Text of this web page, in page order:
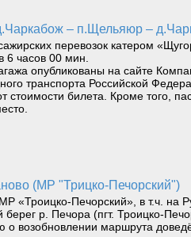
– п.Щельяюр –
перевозок катером
6 часов 00 мин.
опубликованы на сайте
транспорта Российской
стоимости билета. Кроме того,
(МР "Трицко-Печорский")
«Троицко-Печорский», в т.ч.
р. Печора (пгт. Троицко-
возобновлении маршрута